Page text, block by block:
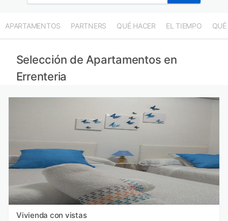
APARTAMENTOS PARTNERS QUÉ HACER EL TIEMPO QUÉ
Selección de Apartamentos en
Errenteria
Vivienda con vistas